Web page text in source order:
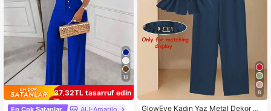
18
37,32TL tasarruf edin 8
GlowEve Kadın Yaz Metal Dekor Fır